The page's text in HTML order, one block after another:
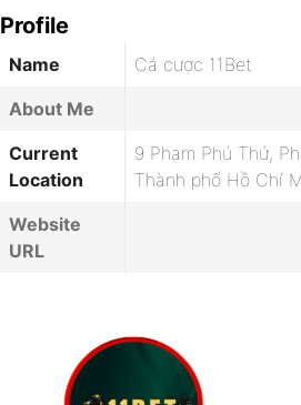
Profile
Name
Cá cược 11Bet
About Me
Current
Location
9 Phạm Phú Thứ,
Thành phố Hồ Chí
Website
URL